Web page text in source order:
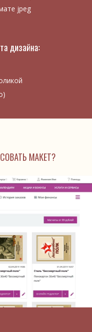
jpeg
дизайна:
МАКЕТ?